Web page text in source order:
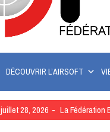
DÉCOUVRIR L’AIRSOFT
juillet 28, 2026 La Fédération